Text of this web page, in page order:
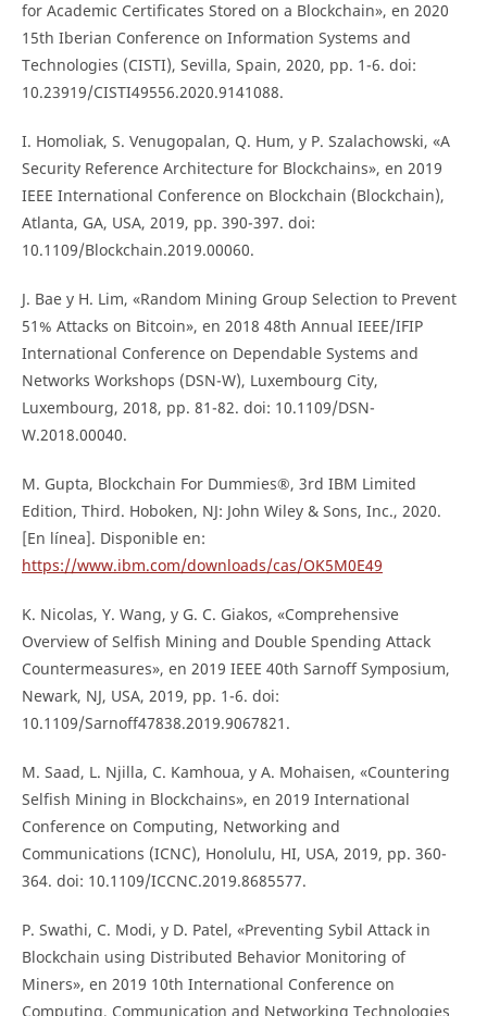
for Academic Certificates Stored on a Blockchain», en 2020
15th Iberian Conference on Information Systems and
Technologies (CISTI), Sevilla, Spain, 2020, pp. 1-6. doi:
10.23919/CISTI49556.2020.9141088.
I. Homoliak, S. Venugopalan, Q. Hum, y P. Szalachowski, «A
Security Reference Architecture for Blockchains», en 2019
IEEE International Conference on Blockchain (Blockchain),
Atlanta, GA, USA, 2019, pp. 390-397. doi:
10.1109/Blockchain.2019.00060.
J. Bae y H. Lim, «Random Mining Group Selection to Prevent
51% Attacks on Bitcoin», en 2018 48th Annual IEEE/IFIP
International Conference on Dependable Systems and
Networks Workshops (DSN-W), Luxembourg City,
Luxembourg, 2018, pp. 81-82. doi: 10.1109/DSN-
W.2018.00040.
M. Gupta, Blockchain For Dummies®, 3rd IBM Limited
Edition, Third. Hoboken, NJ: John Wiley & Sons, Inc., 2020.
[En línea]. Disponible en:
https://www.ibm.com/downloads/cas/OK5M0E49
K. Nicolas, Y. Wang, y G. C. Giakos, «Comprehensive
Overview of Selfish Mining and Double Spending Attack
Countermeasures», en 2019 IEEE 40th Sarnoff Symposium,
Newark, NJ, USA, 2019, pp. 1-6. doi:
10.1109/Sarnoff47838.2019.9067821.
M. Saad, L. Njilla, C. Kamhoua, y A. Mohaisen, «Countering
Selfish Mining in Blockchains», en 2019 International
Conference on Computing, Networking and
Communications (ICNC), Honolulu, HI, USA, 2019, pp. 360-
364. doi: 10.1109/ICCNC.2019.8685577.
P. Swathi, C. Modi, y D. Patel, «Preventing Sybil Attack in
Blockchain using Distributed Behavior Monitoring of
Miners», en 2019 10th International Conference on
Computing, Communication and Networking Technologies